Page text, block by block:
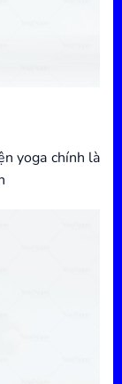
yoga chính là